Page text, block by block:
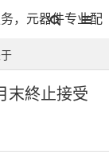
，元器件专业配
末終止接受